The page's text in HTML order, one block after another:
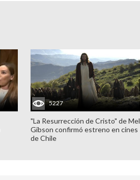
5227
"La Resurrección de Cristo" de Mel
Gibson confirmó estreno en cines
de Chile